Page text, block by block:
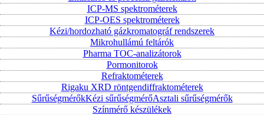
ICP-MS spektrométerek
ICP-OES spektrométerek
Kézi/hordozható gázkromatográf rendszerek
Mikrohullámú feltárók
Pharma TOC-analizátorok
Pormonitorok
Refraktométerek
Rigaku XRD röntgendiffraktométerek
SűrűségmérőkKézi sűrűségmérőAsztali sűrűségmérők
Színmérő készülékek